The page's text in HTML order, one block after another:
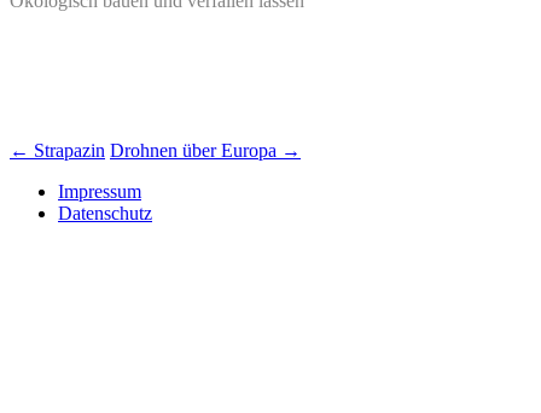
Beitrags-
Navigation
← Strapazin Drohnen über Europa →
Impressum
Datenschutz